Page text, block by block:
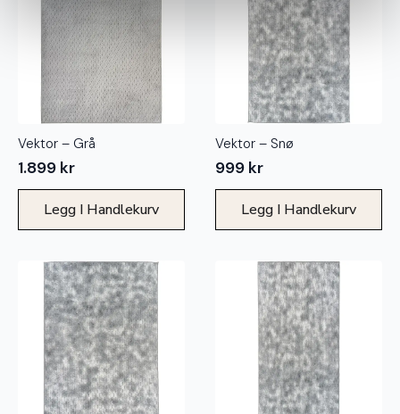
Vektor – Grå
1.899 kr
Legg I Handlekurv
Vektor – Snø
999 kr
Legg I Handlekurv